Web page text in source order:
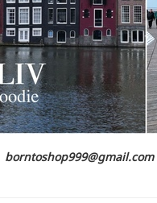
borntoshop999@gmail.com